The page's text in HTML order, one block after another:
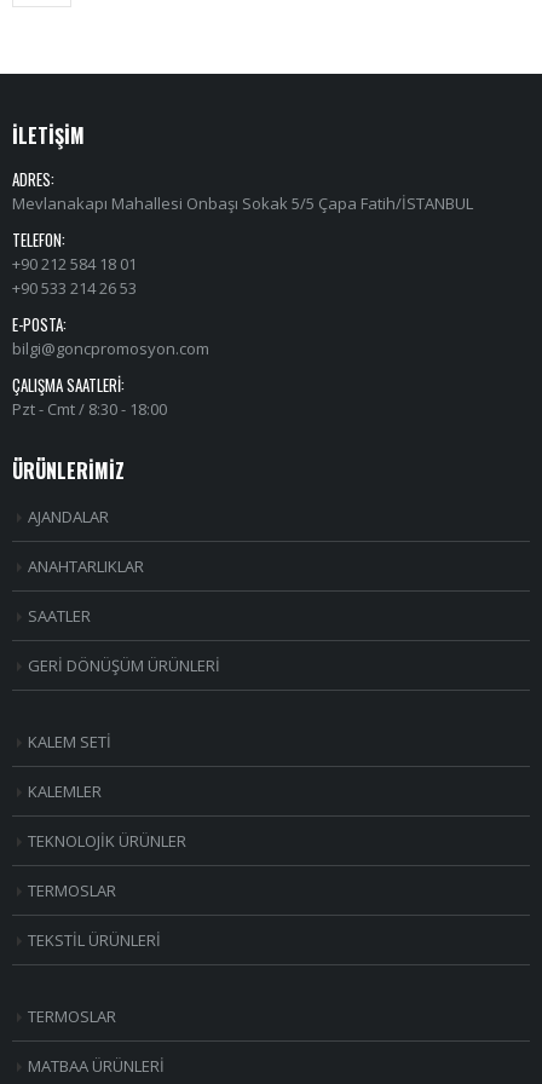
İLETİŞİM
ADRES:
Mevlanakapı Mahallesi Onbaşı Sokak 5/5 Çapa Fatih/İSTANBUL
TELEFON:
+90 212 584 18 01
+90 533 214 26 53
E-POSTA:
bilgi@goncpromosyon.com
ÇALIŞMA SAATLERI:
Pzt - Cmt / 8:30 - 18:00
ÜRÜNLERİMİZ
AJANDALAR
ANAHTARLIKLAR
SAATLER
GERİ DÖNÜŞÜM ÜRÜNLERİ
KALEM SETİ
KALEMLER
TEKNOLOJİK ÜRÜNLER
TERMOSLAR
TEKSTİL ÜRÜNLERİ
TERMOSLAR
MATBAA ÜRÜNLERİ